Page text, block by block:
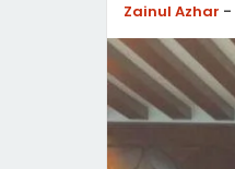
Zainul Azhar -